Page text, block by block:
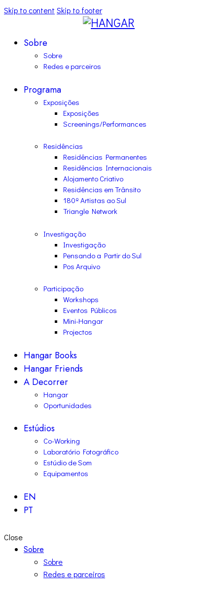
Skip to content Skip to footer
Sobre
Sobre
Redes e parceiros
Programa
Exposições
Exposições
Screenings/Performances
Residências
Residências Permanentes
Residências Internacionais
Alojamento Criativo
Residências em Trânsito
180º Artistas ao Sul
Triangle Network
Investigação
Investigação
Pensando a Partir do Sul
Pos Arquivo
Participação
Workshops
Eventos Públicos
Mini-Hangar
Projectos
Hangar Books
Hangar Friends
A Decorrer
Hangar
Oportunidades
Estúdios
Co-Working
Laboratório Fotográfico
Estúdio de Som
Equipamentos
EN
PT
Close
Sobre
Sobre
Redes e parceiros